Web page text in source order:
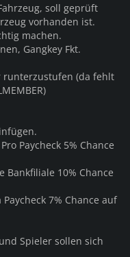
soll geprüft
vorhanden ist.
machen.
Gangkey Fkt.
runterzustufen (da fehlt
Paycheck 5% Chance
Bankfiliale 10% Chance
7% Chance auf
Spieler sollen sich